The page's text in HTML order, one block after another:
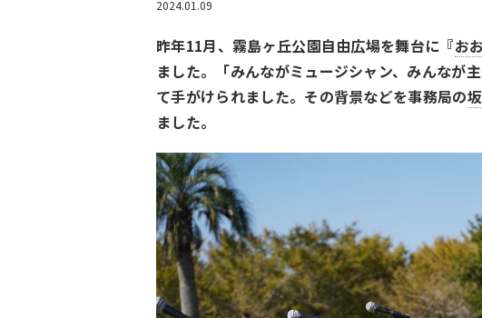
2024.01.09
昨年11月、霧島ヶ丘公園自由広場を舞台に『お
ました。「みんながミュージシャン、みんなが
て手がけられました。その背景などを事務局の
ました。